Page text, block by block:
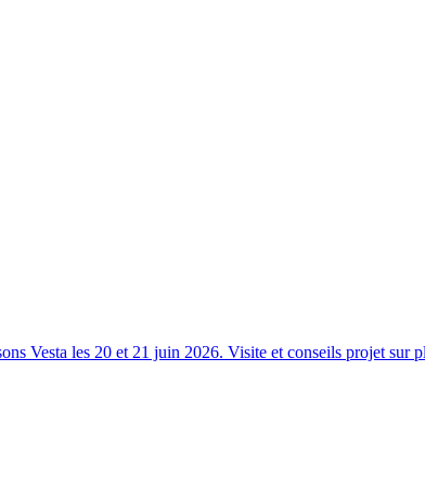
Vesta les 20 et 21 juin 2026. Visite et conseils projet sur